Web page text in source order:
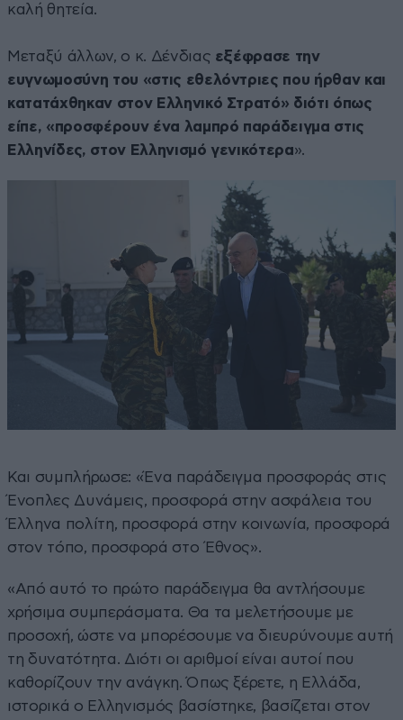
καλή θητεία.
Μεταξύ άλλων, ο κ. Δένδιας εξέφρασε την
ευγνωμοσύνη του «στις εθελόντριες που ήρθαν και
κατατάχθηκαν στον Ελληνικό Στρατό» διότι όπως
είπε, «προσφέρουν ένα λαμπρό παράδειγμα στις
Ελληνίδες, στον Ελληνισμό γενικότερα».
Και συμπλήρωσε: «Ένα παράδειγμα προσφοράς στις
Ένοπλες Δυνάμεις, προσφορά στην ασφάλεια του
Έλληνα πολίτη, προσφορά στην κοινωνία, προσφορά
στον τόπο, προσφορά στο Έθνος».
«Από αυτό το πρώτο παράδειγμα θα αντλήσουμε
χρήσιμα συμπεράσματα. Θα τα μελετήσουμε με
προσοχή, ώστε να μπορέσουμε να διευρύνουμε αυτή
τη δυνατότητα. Διότι οι αριθμοί είναι αυτοί που
καθορίζουν την ανάγκη. Όπως ξέρετε, η Ελλάδα,
ιστορικά ο Ελληνισμός βασίστηκε, βασίζεται στον